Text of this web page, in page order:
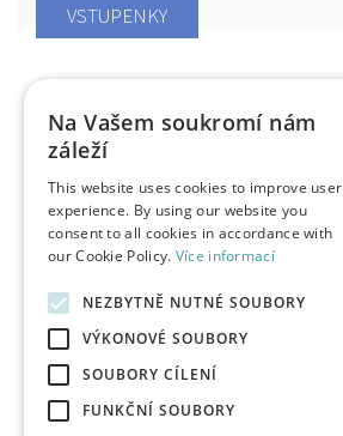
VSTUPENKY
Na Vašem soukromí nám
záleží
This website uses cookies to improve user
experience. By using our website you
consent to all cookies in accordance with
our Cookie Policy. Více informací
NEZBYTNĚ NUTNÉ SOUBORY
VÝKONOVÉ SOUBORY
SOUBORY CÍLENÍ
FUNKČNÍ SOUBORY